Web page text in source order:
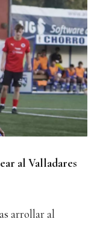
al Valladares
arrollar al